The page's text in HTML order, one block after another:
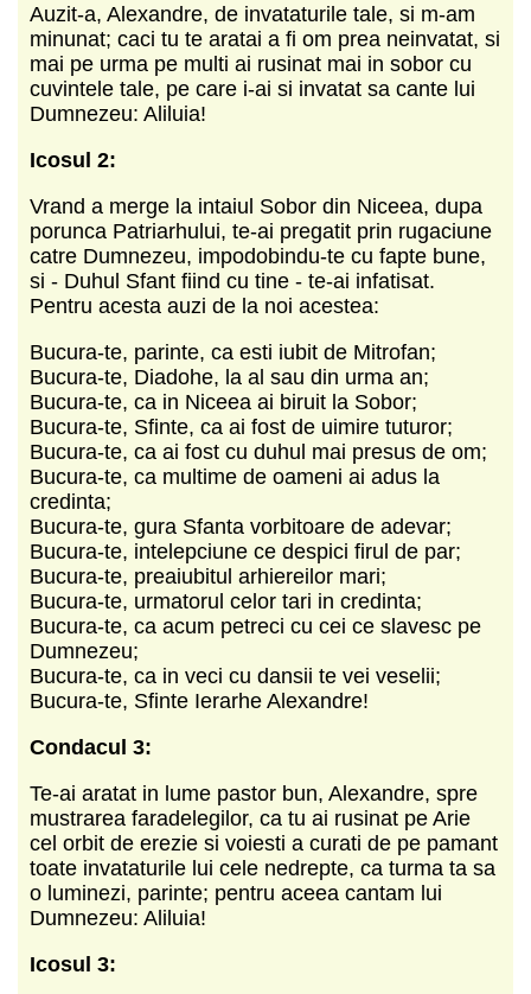
Auzit-a, Alexandre, de invataturile tale, si m-am
minunat; caci tu te aratai a fi om prea neinvatat, si
mai pe urma pe multi ai rusinat mai in sobor cu
cuvintele tale, pe care i-ai si invatat sa cante lui
Dumnezeu: Aliluia!
Icosul 2:
Vrand a merge la intaiul Sobor din Niceea, dupa
porunca Patriarhului, te-ai pregatit prin rugaciune
catre Dumnezeu, impodobindu-te cu fapte bune,
si - Duhul Sfant fiind cu tine - te-ai infatisat.
Pentru acesta auzi de la noi acestea:
Bucura-te, parinte, ca esti iubit de Mitrofan;
Bucura-te, Diadohe, la al sau din urma an;
Bucura-te, ca in Niceea ai biruit la Sobor;
Bucura-te, Sfinte, ca ai fost de uimire tuturor;
Bucura-te, ca ai fost cu duhul mai presus de om;
Bucura-te, ca multime de oameni ai adus la
credinta;
Bucura-te, gura Sfanta vorbitoare de adevar;
Bucura-te, intelepciune ce despici firul de par;
Bucura-te, preaiubitul arhiereilor mari;
Bucura-te, urmatorul celor tari in credinta;
Bucura-te, ca acum petreci cu cei ce slavesc pe
Dumnezeu;
Bucura-te, ca in veci cu dansii te vei veselii;
Bucura-te, Sfinte Ierarhe Alexandre!
Condacul 3:
Te-ai aratat in lume pastor bun, Alexandre, spre
mustrarea faradelegilor, ca tu ai rusinat pe Arie
cel orbit de erezie si voiesti a curati de pe pamant
toate invataturile lui cele nedrepte, ca turma ta sa
o luminezi, parinte; pentru aceea cantam lui
Dumnezeu: Aliluia!
Icosul 3: